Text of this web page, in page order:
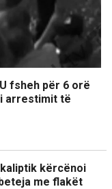
fsheh për 6 orë
arrestimit të
kërcënoi
me flakët